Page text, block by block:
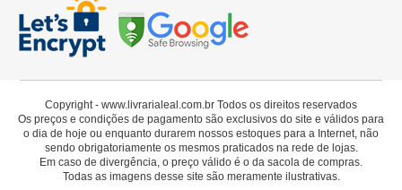
Copyright - www.livrarialeal.com.br Todos os direitos reservados
Os preços e condições de pagamento são exclusivos do site e válidos para
o dia de hoje ou enquanto durarem nossos estoques para a Internet, não
sendo obrigatoriamente os mesmos praticados na rede de lojas.
Em caso de divergência, o preço válido é o da sacola de compras.
Todas as imagens desse site são meramente ilustrativas.